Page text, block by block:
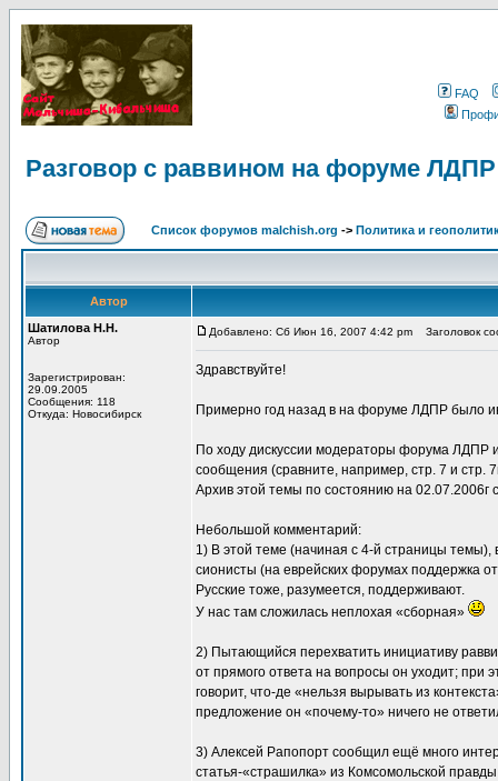
FAQ
Разговор с раввином на форуме ЛДПР
Список форумов malchish.org -> Политика и
Автор
Шатилова Н.Н.
Автор
Зарегистрирован:
29.09.2005
Сообщения: 118
Откуда: Новосибирск
Добавлено: Сб Июн 16, 2007 4:42 pm Заголовок
Здравствуйте!
Примерно год назад в на форуме ЛДПР было
По ходу дискуссии модераторы форума ЛДПР
сообщения (сравните, например, стр. 7 и стр.
Архив этой темы по состоянию на 02.07.2006г
Небольшой комментарий:
1) В этой теме (начиная с 4-й страницы
сионисты (на еврейских форумах поддержка
Русские тоже, разумеется, поддерживают.
У нас там сложилась неплохая «сборная»
2) Пытающийся перехватить инициативу
от прямого ответа на вопросы он уходит; при
говорит, что-де «нельзя вырывать из
предложение он «почему-то» ничего не
3) Алексей Рапопорт сообщил ещё много
статья-«страшилка» из Комсомольской